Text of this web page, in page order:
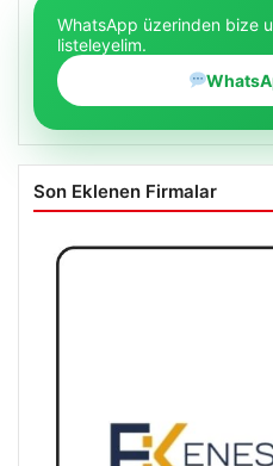
WhatsApp üzerinden bize
listeleyelim.
Son Eklenen Firmalar